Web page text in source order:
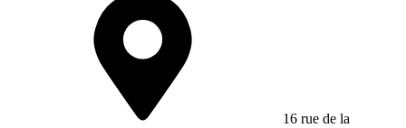
16 rue de la